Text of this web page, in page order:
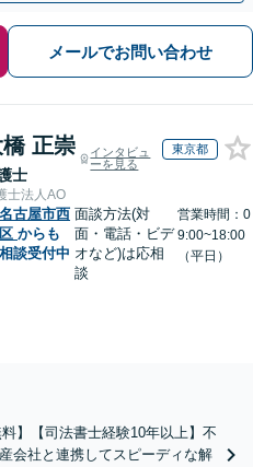
メールでお問い合わせ
正崇
士
インタビュ
ーを見る
東京都
士法人AO
名古屋市西
区 からも
相談受付中
面談方法(対
面・電話・ビデ
オなど)は応相
談
営業時間：0
9:00~18:00
（平日）
】【司法書士経験10年以上】不
会社と連携してスピーディな解